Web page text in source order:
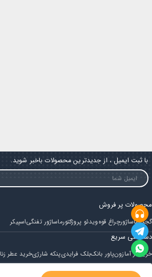
با ثبت ایمیل ، از جدیدترین محصولات باخبر شوید.
محصولات پر فروش
گجتماساژورچراغ قوهویدئو پروژکتورماساژور تفنگیاسپیکر
دسترسی سریع
خرید از آمازونپاور بانکبلک فرایدیپنکه شارژیخرید عطر
فروشگاه